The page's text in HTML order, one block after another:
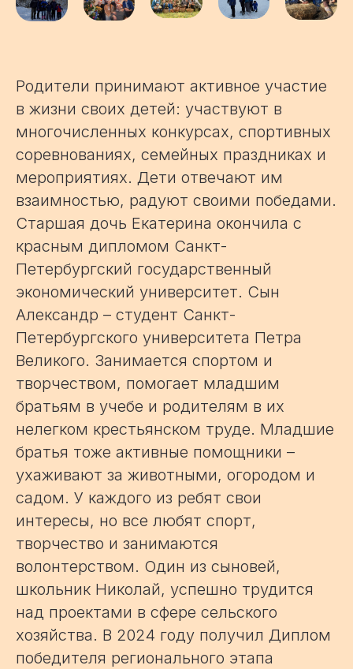
Родители принимают активное участие
в жизни своих детей: участвуют в
многочисленных конкурсах, спортивных
соревнованиях, семейных праздниках и
мероприятиях. Дети отвечают им
взаимностью, радуют своими победами.
Старшая дочь Екатерина окончила с
красным дипломом Санкт-
Петербургский государственный
экономический университет. Сын
Александр – студент Санкт-
Петербургского университета Петра
Великого. Занимается спортом и
творчеством, помогает младшим
братьям в учебе и родителям в их
нелегком крестьянском труде. Младшие
братья тоже активные помощники –
ухаживают за животными, огородом и
садом. У каждого из ребят свои
интересы, но все любят спорт,
творчество и занимаются
волонтерством. Один из сыновей,
школьник Николай, успешно трудится
над проектами в сфере сельского
хозяйства. В 2024 году получил Диплом
победителя регионального этапа